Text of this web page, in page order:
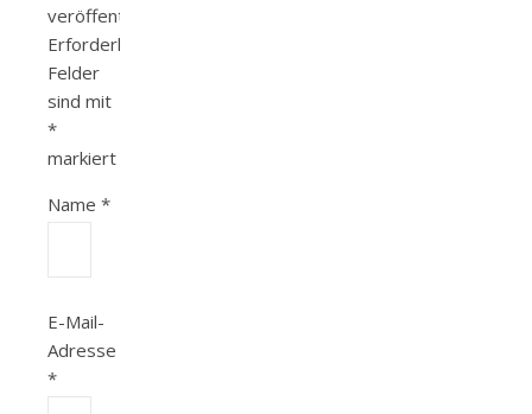
veröffentlicht.
Erforderliche
Felder
sind mit
*
markiert
Name *
E-Mail-
Adresse
*